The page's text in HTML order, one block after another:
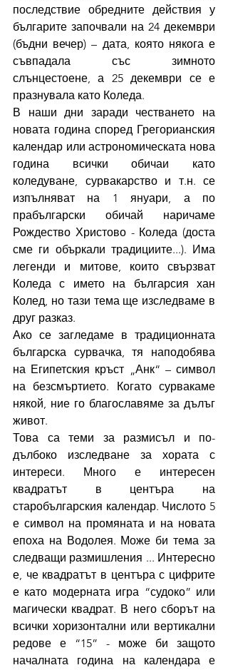
последствие обредните действия у
българите започвали на 24 декември
(бъдни вечер) – дата, която някога е
съвпадала със зимното
слънцестоене, а 25 декември се е
празнувала като Коледа.
В наши дни заради честването на
новата година според Грегорианския
календар или астрономическата нова
година всички обичаи като
коледуване, сурвакарство и т.н. се
изпълняват на 1 януари, а по
прабългарски обичай наричаме
Рождество Христово - Коледа (доста
сме ги объркали традициите...). Има
легенди и митове, които свързват
Коледа с името на българсия хан
Колед, но тази тема ще изследваме в
друг разказ.
Ако се загледаме в традиционната
българска сурвачка, тя наподобява
на Египетския кръст „Анк“ – символ
на безсмъртието. Когато сурвакаме
някой, ние го благославяме за дълъг
живот.
Това са теми за размисъл и по-
дълбоко изследване за хората с
интереси. Много е интересен
квадратът в центъра на
старобългарския календар. Числото 5
е символ на промяната и на новата
епоха на Водолея. Може би тема за
следващи размишления ... Интересно
е, че квадратът в центъра с цифрите
е като модерната игра “судоко” или
магически квадрат. В него сборът на
всички хоризонтални или вертикални
редове е “15” - може би защото
началната година на календара е